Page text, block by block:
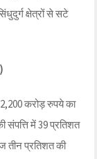
क्षेत्रों से सटे
2,200 करोड़ रुपये का
संपत्ति में 39 प्रतिशत
तीन प्रतिशत की